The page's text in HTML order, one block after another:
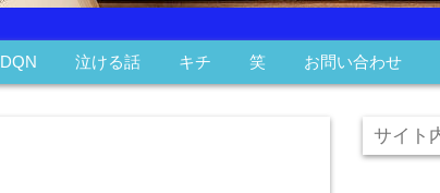
DQN 泣ける話 キチ 笑 お問い合わせ